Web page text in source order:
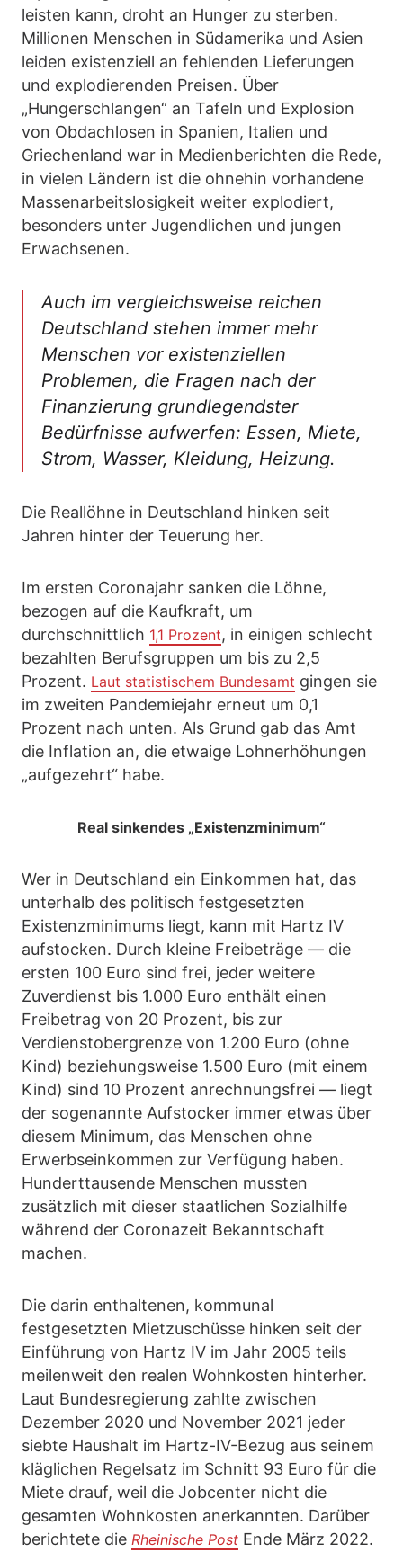
leisten kann, droht an Hunger zu sterben.
Millionen Menschen in Südamerika und Asien
leiden existenziell an fehlenden Lieferungen
und explodierenden Preisen. Über
„Hungerschlangen“ an Tafeln und Explosion
von Obdachlosen in Spanien, Italien und
Griechenland war in Medienberichten die Rede,
in vielen Ländern ist die ohnehin vorhandene
Massenarbeitslosigkeit weiter explodiert,
besonders unter Jugendlichen und jungen
Erwachsenen.
Auch im vergleichsweise reichen
Deutschland stehen immer mehr
Menschen vor existenziellen
Problemen, die Fragen nach der
Finanzierung grundlegendster
Bedürfnisse aufwerfen: Essen, Miete,
Strom, Wasser, Kleidung, Heizung.
Die Reallöhne in Deutschland hinken seit
Jahren hinter der Teuerung her.
Im ersten Coronajahr sanken die Löhne,
bezogen auf die Kaufkraft, um
durchschnittlich 1,1 Prozent, in einigen schlecht
bezahlten Berufsgruppen um bis zu 2,5
Prozent. Laut statistischem Bundesamt gingen sie
im zweiten Pandemiejahr erneut um 0,1
Prozent nach unten. Als Grund gab das Amt
die Inflation an, die etwaige Lohnerhöhungen
„aufgezehrt“ habe.
Real sinkendes „Existenzminimum“
Wer in Deutschland ein Einkommen hat, das
unterhalb des politisch festgesetzten
Existenzminimums liegt, kann mit Hartz IV
aufstocken. Durch kleine Freibeträge — die
ersten 100 Euro sind frei, jeder weitere
Zuverdienst bis 1.000 Euro enthält einen
Freibetrag von 20 Prozent, bis zur
Verdienstobergrenze von 1.200 Euro (ohne
Kind) beziehungsweise 1.500 Euro (mit einem
Kind) sind 10 Prozent anrechnungsfrei — liegt
der sogenannte Aufstocker immer etwas über
diesem Minimum, das Menschen ohne
Erwerbseinkommen zur Verfügung haben.
Hunderttausende Menschen mussten
zusätzlich mit dieser staatlichen Sozialhilfe
während der Coronazeit Bekanntschaft
machen.
Die darin enthaltenen, kommunal
festgesetzten Mietzuschüsse hinken seit der
Einführung von Hartz IV im Jahr 2005 teils
meilenweit den realen Wohnkosten hinterher.
Laut Bundesregierung zahlte zwischen
Dezember 2020 und November 2021 jeder
siebte Haushalt im Hartz-IV-Bezug aus seinem
kläglichen Regelsatz im Schnitt 93 Euro für die
Miete drauf, weil die Jobcenter nicht die
gesamten Wohnkosten anerkannten. Darüber
berichtete die Rheinische Post Ende März 2022.